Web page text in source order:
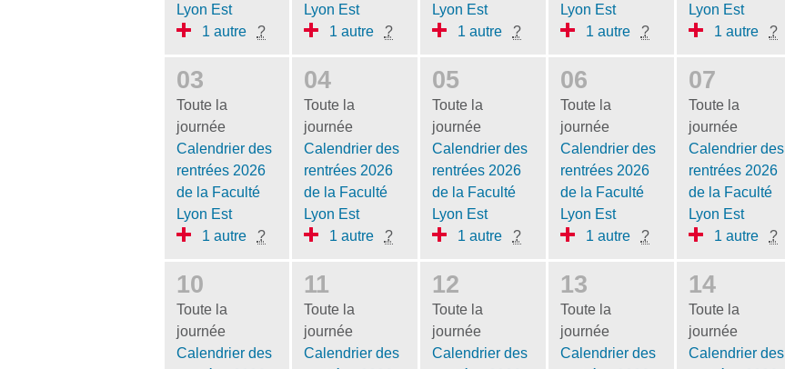
Lyon Est
1 autre
?
Lyon Est
1 autre
?
Lyon Est
1 autre
?
Lyon Est
1 autre
?
Lyon Est
1 autre
?
03
Toute la
journée
Calendrier des
rentrées 2026
de la Faculté
Lyon Est
1 autre
?
04
Toute la
journée
Calendrier des
rentrées 2026
de la Faculté
Lyon Est
1 autre
?
05
Toute la
journée
Calendrier des
rentrées 2026
de la Faculté
Lyon Est
1 autre
?
06
Toute la
journée
Calendrier des
rentrées 2026
de la Faculté
Lyon Est
1 autre
?
07
Toute la
journée
Calendrier des
rentrées 2026
de la Faculté
Lyon Est
1 autre
?
10
Toute la
journée
Calendrier des
11
Toute la
journée
Calendrier des
12
Toute la
journée
Calendrier des
13
Toute la
journée
Calendrier des
14
Toute la
journée
Calendrier des